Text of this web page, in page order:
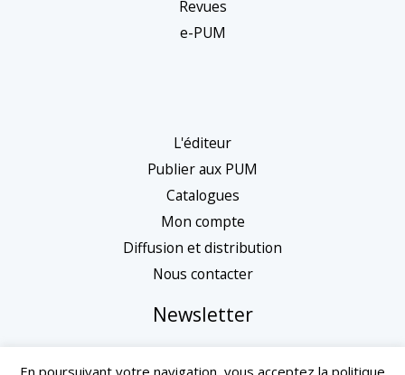
Revues
e-PUM
L'éditeur
Publier aux PUM
Catalogues
Mon compte
Diffusion et distribution
Nous contacter
Newsletter
En poursuivant votre navigation, vous acceptez la politique